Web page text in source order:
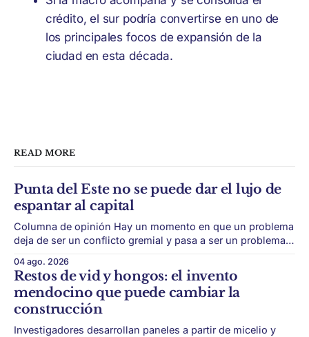
crédito, el sur podría convertirse en uno de
los principales focos de expansión de la
ciudad en esta década.
READ MORE
Punta del Este no se puede dar el lujo de
espantar al capital
Columna de opinión Hay un momento en que un problema
deja de ser un conflicto gremial y pasa a ser un problema
sin rodeos: lo que está en juego en Punta del Este no es
una obra, ni una temporada,
04 ago. 2026
Restos de vid y hongos: el invento
mendocino que puede cambiar la
construcción
Investigadores desarrollan paneles a partir de micelio y